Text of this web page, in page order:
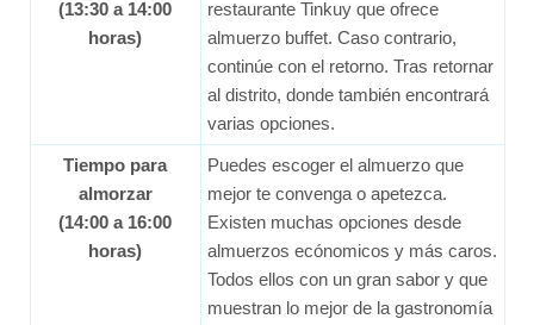
(13:30 a 14:00
horas)
restaurante Tinkuy que ofrece
almuerzo buffet. Caso contrario,
continúe con el retorno. Tras retornar
al distrito, donde también encontrará
varias opciones.
Tiempo para
almorzar
(14:00 a 16:00
horas)
Puedes escoger el almuerzo que
mejor te convenga o apetezca.
Existen muchas opciones desde
almuerzos ecónomicos y más caros.
Todos ellos con un gran sabor y que
muestran lo mejor de la gastronomía